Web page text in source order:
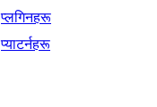
प्लगिनहरू
प्याटर्नहरू